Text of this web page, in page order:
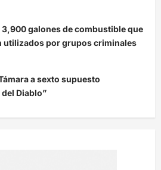
3,900 galones de combustible que
utilizados por grupos criminales
a sexto supuesto
Diablo”